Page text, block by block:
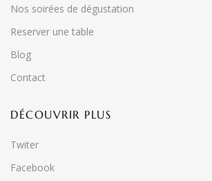
Nos soirées de dégustation
Reserver une table
Blog
Contact
DÉCOUVRIR PLUS
Twiter
Facebook